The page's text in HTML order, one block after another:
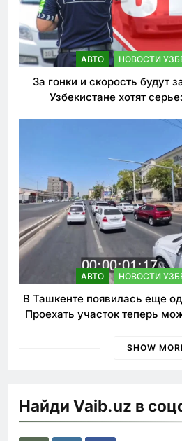
АВТО НОВОСТИ
За гонки и скорость будут
Узбекистане хотят
АВТО НОВОСТИ
В Ташкенте появилась еще
Проехать участок теперь
SHOW
Найди Vaib.uz в